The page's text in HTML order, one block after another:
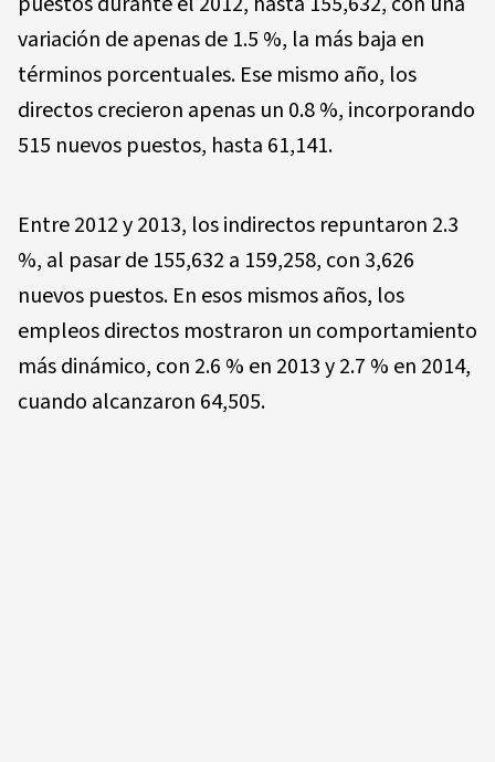
variación de apenas de 1.5 %, la más baja en
términos porcentuales. Ese mismo año, los
directos crecieron apenas un 0.8 %, incorporando
515 nuevos puestos, hasta 61,141.
Entre 2012 y 2013, los indirectos repuntaron 2.3
%, al pasar de 155,632 a 159,258, con 3,626
nuevos puestos. En esos mismos años, los
empleos directos mostraron un comportamiento
más dinámico, con 2.6 % en 2013 y 2.7 % en 2014,
cuando alcanzaron 64,505.